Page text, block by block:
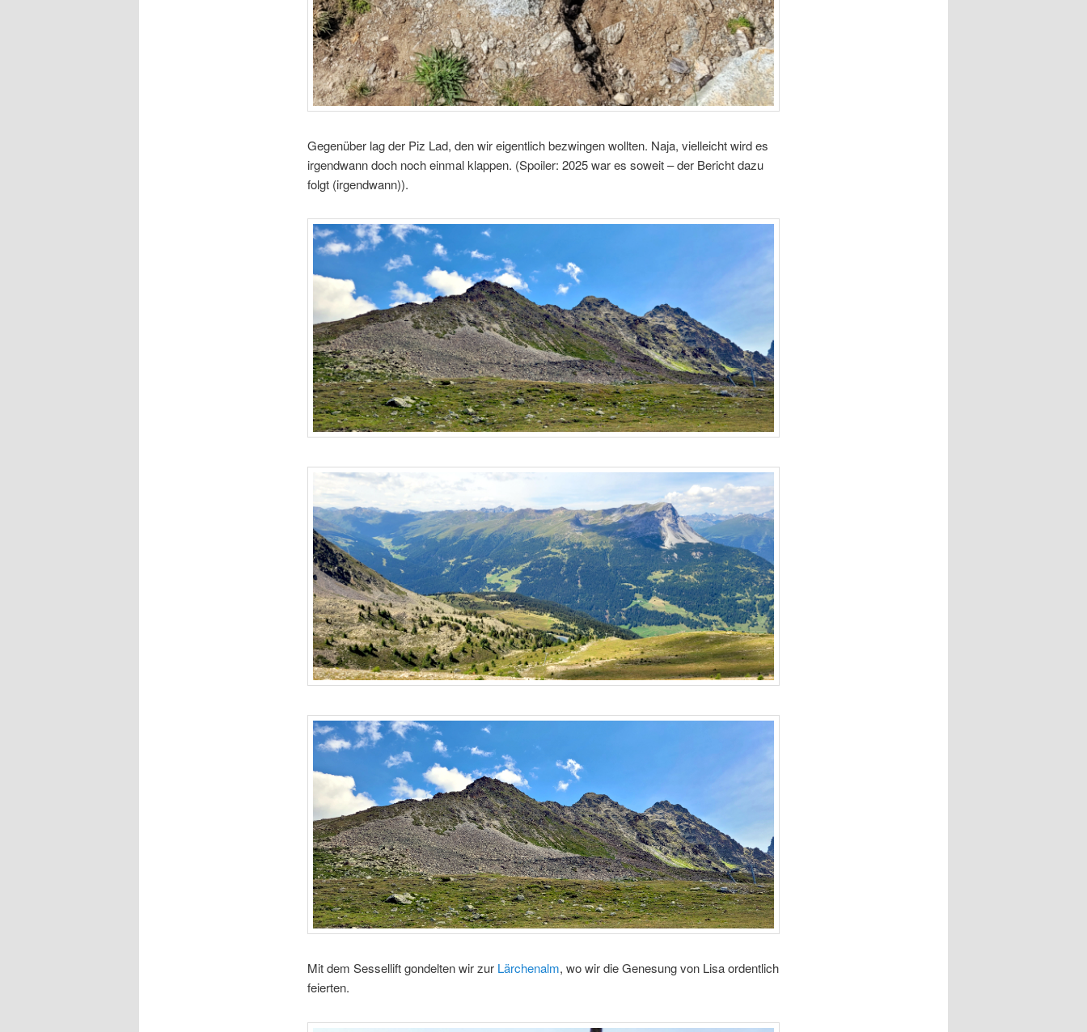
Gegenüber lag der Piz Lad, den wir eigentlich bezwingen wollten. Naja, vielleicht wird es
irgendwann doch noch einmal klappen. (Spoiler: 2025 war es soweit – der Bericht dazu
folgt (irgendwann)).
Mit dem Sessellift gondelten wir zur Lärchenalm, wo wir die Genesung von Lisa ordentlich
feierten.